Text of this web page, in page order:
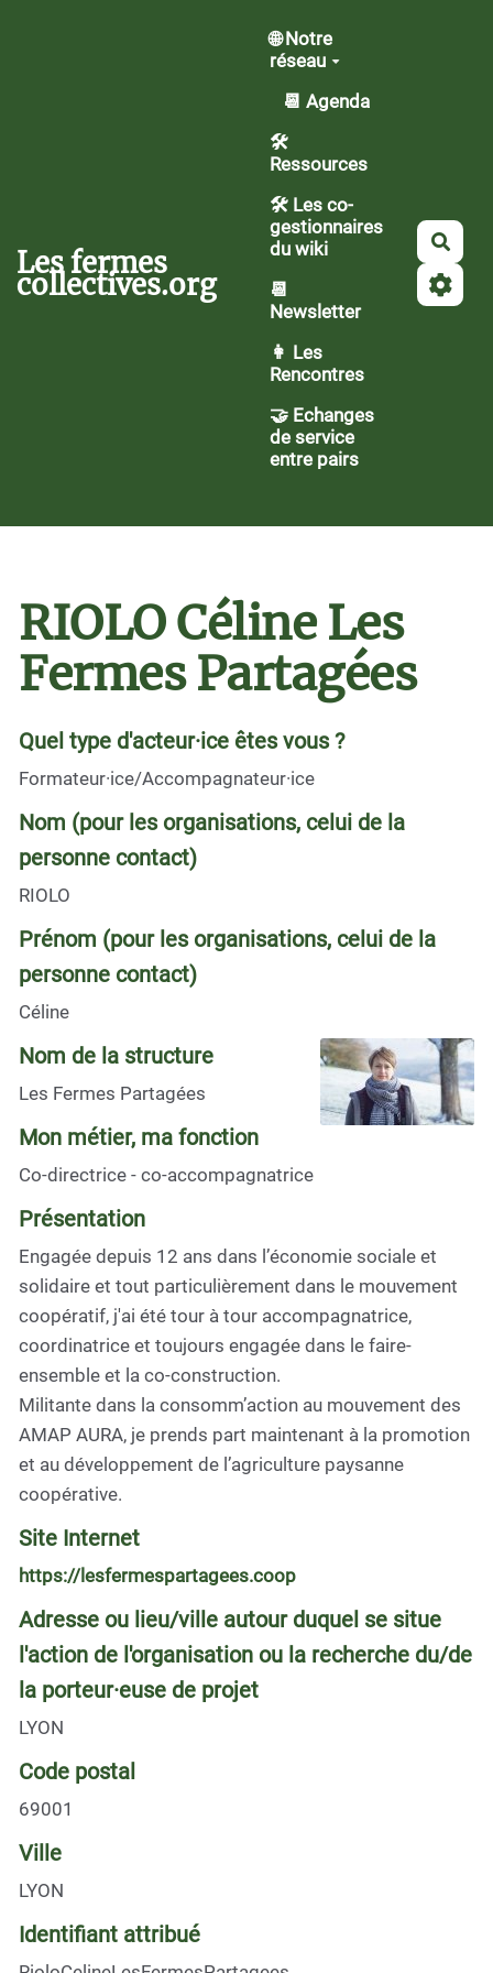
Les fermes
collectives.org
🌐 Notre
réseau
📆 Agenda
🛠️
Ressources
🛠 Les co-
gestionnaires
du wiki
📆
Newsletter
👩 Les
Rencontres
🤝 Echanges
de service
entre pairs
RIOLO Céline Les
Fermes Partagées
Quel type d'acteur·ice êtes vous ?
Formateur·ice/Accompagnateur·ice
Nom (pour les organisations, celui de la
personne contact)
RIOLO
Prénom (pour les organisations, celui de la
personne contact)
Céline
Nom de la structure
Les Fermes Partagées
Mon métier, ma fonction
Co-directrice - co-accompagnatrice
Présentation
Engagée depuis 12 ans dans l’économie sociale et
solidaire et tout particulièrement dans le mouvement
coopératif, j'ai été tour à tour accompagnatrice,
coordinatrice et toujours engagée dans le faire-
ensemble et la co-construction.
Militante dans la consomm’action au mouvement des
AMAP AURA, je prends part maintenant à la promotion
et au développement de l’agriculture paysanne
coopérative.
Site Internet
https://lesfermespartagees.coop
Adresse ou lieu/ville autour duquel se situe
l'action de l'organisation ou la recherche du/de
la porteur·euse de projet
LYON
Code postal
69001
Ville
LYON
Identifiant attribué